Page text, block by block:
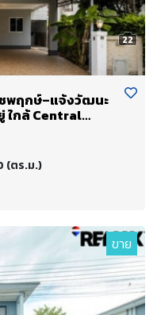
22
ชพฤกษ์–แจ้งวัฒนะ
ใกล้ Central
DBS ราคา 5.09
(ตร.ม.)
ขาย